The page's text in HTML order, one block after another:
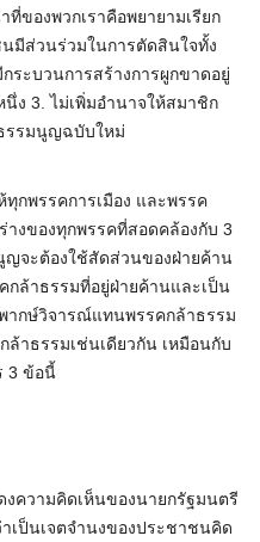
ของพวกเราคือพยายามเรียก
มีส่วนร่วมในการตัดสินใจทั้ง
ระบวนการสร้างการผูกขาดอยู่
นึ่ง 3. ไม่เพิ่มอำนาจให้สมาชิก
รรมนูญฉบับใหม่
ทุกพรรคการเมือง และพรรค
งของทุกพรรคที่สอดคล้องกับ 3
ญจะต้องใช้สัดส่วนของฝ่ายค้าน
กล้าธรรมที่อยู่ฝ่ายค้านและเป็น
ากษ์วิจารณ์แทนพรรคกล้าธรรม
ล้าธรรมเช่นเดียวกัน เหมือนกับ
3 ข้อนี้
ความคิดเห็นของนายกรัฐมนตรี
เป็นเจตจำนงของประชาชนคิด